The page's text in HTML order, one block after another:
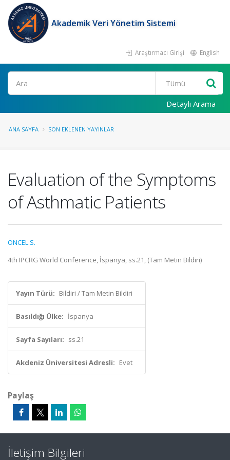
Akademik Veri Yönetim Sistemi
Araştırmacı Girişi English
Ara
Detaylı Arama
ANA SAYFA SON EKLENEN YAYINLAR
Evaluation of the Symptoms
of Asthmatic Patients
ÖNCEL S.
4th IPCRG World Conference, İspanya, ss.21, (Tam Metin Bildiri)
Yayın Türü: Bildiri / Tam Metin Bildiri
Basıldığı Ülke: İspanya
Sayfa Sayıları: ss.21
Akdeniz Üniversitesi Adresli: Evet
Paylaş
İletişim Bilgileri